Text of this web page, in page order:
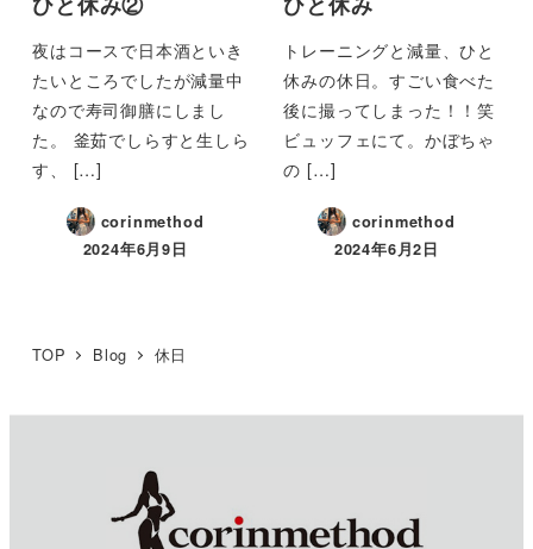
夜はコースで日本酒といき
たいところでしたが減量中
なので寿司御膳にしまし
た。 釜茹でしらすと生しら
す、 […]
corinmethod
2024年6月9日
トレーニングと減量、ひと
休みの休日。すごい食べた
後に撮ってしまった！！笑
ビュッフェにて。かぼちゃ
の […]
corinmethod
2024年6月2日
TOP Blog 休日